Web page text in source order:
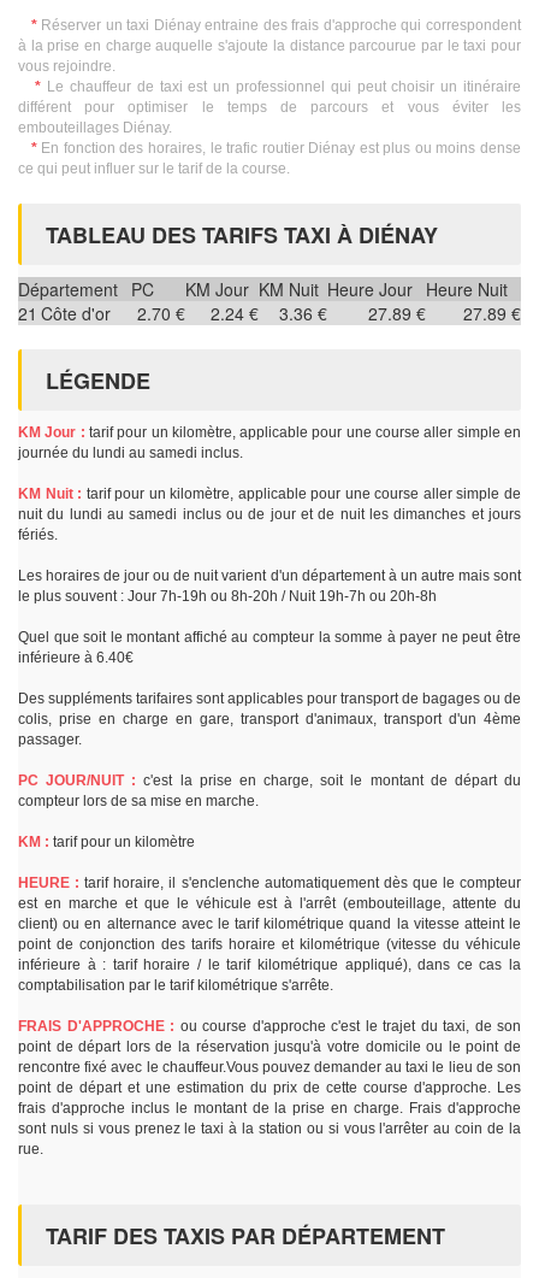
*Réserver un taxi Diénay entraine des frais d'approche qui correspondent
à la prise en charge auquelle s'ajoute la distance parcourue par le taxi pour
vous rejoindre.
* Le chauffeur de taxi est un professionnel qui peut choisir un itinéraire
différent pour optimiser le temps de parcours et vous éviter les
embouteillages Diénay.
*En fonction des horaires, le trafic routier Diénay est plus ou moins dense
ce qui peut influer sur le tarif de la course.
TABLEAU DES TARIFS TAXI À DIÉNAY
Département PC KM Jour KM Nuit Heure Jour Heure Nuit
21 Côte d'or 2.70 € 2.24 € 3.36 € 27.89 € 27.89 €
LÉGENDE
KM Jour : tarif pour un kilomètre, applicable pour une course aller simple en
journée du lundi au samedi inclus.
KM Nuit : tarif pour un kilomètre, applicable pour une course aller simple de
nuit du lundi au samedi inclus ou de jour et de nuit les dimanches et jours
fériés.
Les horaires de jour ou de nuit varient d'un département à un autre mais sont
le plus souvent : Jour 7h-19h ou 8h-20h / Nuit 19h-7h ou 20h-8h
Quel que soit le montant affiché au compteur la somme à payer ne peut être
inférieure à 6.40€
Des suppléments tarifaires sont applicables pour transport de bagages ou de
colis, prise en charge en gare, transport d'animaux, transport d'un 4ème
passager.
PC JOUR/NUIT : c'est la prise en charge, soit le montant de départ du
compteur lors de sa mise en marche.
KM : tarif pour un kilomètre
HEURE : tarif horaire, il s'enclenche automatiquement dès que le compteur
est en marche et que le véhicule est à l'arrêt (embouteillage, attente du
client) ou en alternance avec le tarif kilométrique quand la vitesse atteint le
point de conjonction des tarifs horaire et kilométrique (vitesse du véhicule
inférieure à : tarif horaire / le tarif kilométrique appliqué), dans ce cas la
comptabilisation par le tarif kilométrique s'arrête.
FRAIS D'APPROCHE : ou course d'approche c'est le trajet du taxi, de son
point de départ lors de la réservation jusqu'à votre domicile ou le point de
rencontre fixé avec le chauffeur.Vous pouvez demander au taxi le lieu de son
point de départ et une estimation du prix de cette course d'approche. Les
frais d'approche inclus le montant de la prise en charge. Frais d'approche
sont nuls si vous prenez le taxi à la station ou si vous l'arrêter au coin de la
rue.
TARIF DES TAXIS PAR DÉPARTEMENT